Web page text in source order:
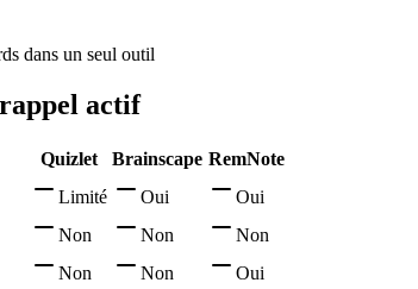
dans un seul outil
actif
Quizlet Brainscape RemNote
Limité Oui
Oui
Non Non
Non
Non Non Oui